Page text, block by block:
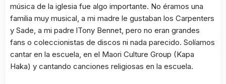
música de la iglesia fue algo importante. No éramos una
familia muy musical, a mi madre le gustaban los Carpenters
y Sade, a mi padre lTony Bennet, pero no eran grandes
fans o coleccionistas de discos ni nada parecido. Solíamos
cantar en la escuela, en el Maori Culture Group (Kapa
Haka) y cantando canciones religiosas en la escuela.